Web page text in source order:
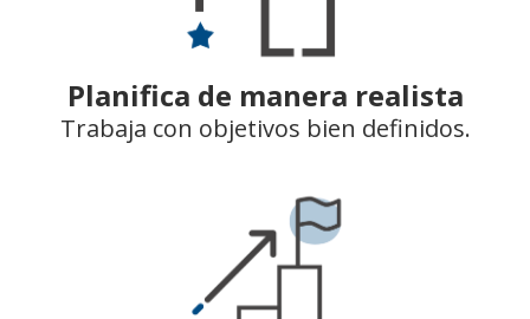
Planifica de manera realista
Trabaja con objetivos bien definidos.